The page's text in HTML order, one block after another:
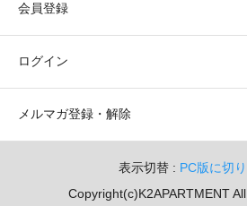
会員登録
ログイン
メルマガ登録・解除
表示切替 : PC版に切
Copyright(c)K2APARTMENT